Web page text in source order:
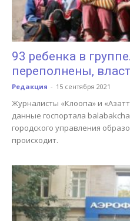
93 ребенка в
переполнены,
Редакция - 15 сентября 2021
Журналисты «Клоопа» и
данные госпортала
городского управления
происходит.